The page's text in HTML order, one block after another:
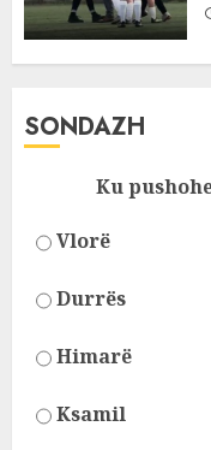
SONDAZH
Ku
Vlorë
Durrës
Himarë
Ksamil